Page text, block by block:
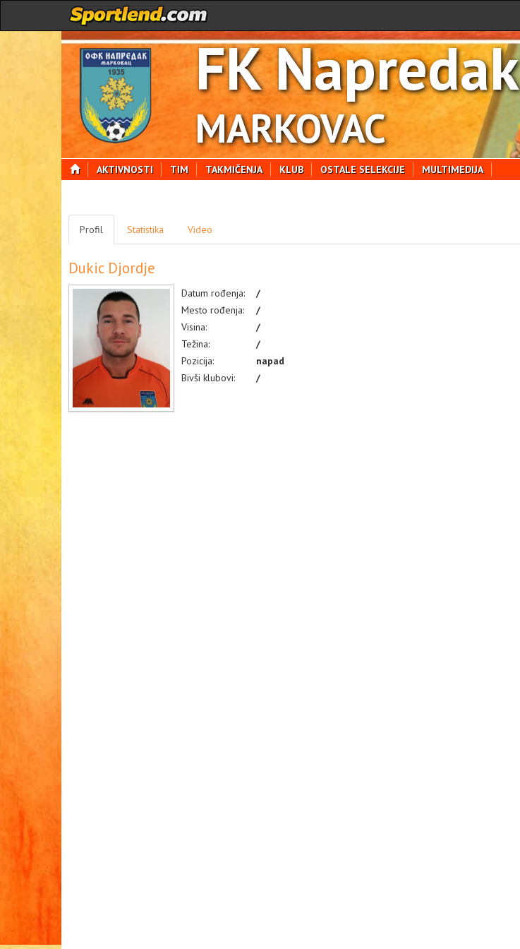
FK Napredak
MARKOVAC
AKTIVNOSTI TIM TAKMIČENJA KLUB OSTALE SELEKCIJE MULTIMEDIJA
Profil Statistika Video
Dukic Djordje
Datum rođenja:
/
Mesto rođenja:
/
Visina:
/
Težina:
/
Pozicija:
napad
Bivši klubovi:
/